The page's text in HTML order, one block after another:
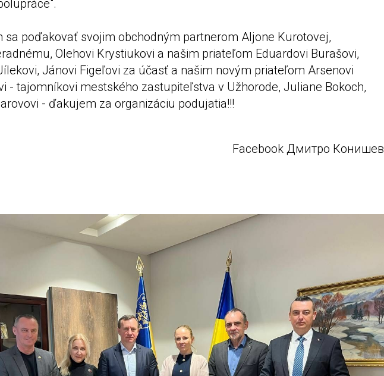
sa poďakovať svojim obchodným partnerom Aljone Kurotovej,
Olehovi Krystiukovi a našim priateľom Eduardovi Burašovi,
Jánovi Figeľovi za účasť a našim novým priateľom Arsenovi
- tajomníkovi mestského zastupiteľstva v Užhorode, Juliane Bokoch,
- ďakujem za organizáciu podujatia!!!
Facebook Дмитро Конишев